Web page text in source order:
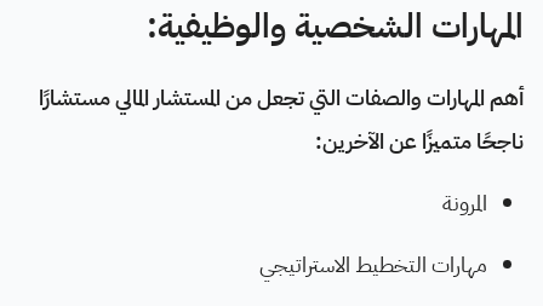
المهارات الشخصية والوظيفية:
أهم المهارات والصفات التي تجعل من المستشار المالي مستشارًا
ناجحًا متميزًا عن الآخرين:
المرونة
مهارات التخطيط الاستراتيجي